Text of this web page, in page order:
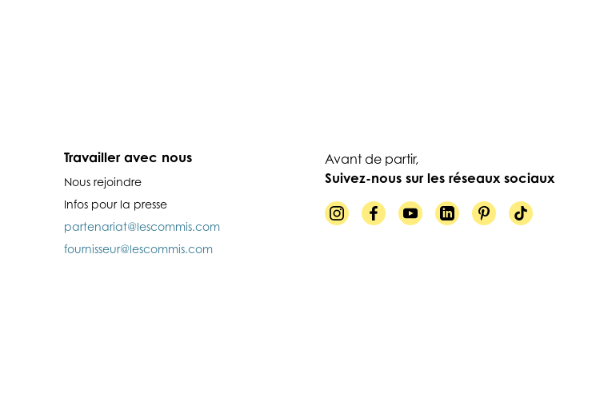
Travailler avec nous
Nous rejoindre
Infos pour la presse
partenariat@lescommis.com
fournisseur@lescommis.com
Avant de partir,
Suivez-nous sur les réseaux sociaux